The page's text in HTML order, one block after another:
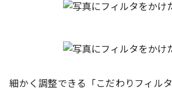
細かく調整できる「こだわりフィル